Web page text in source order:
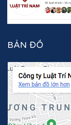
BẢN ĐỒ